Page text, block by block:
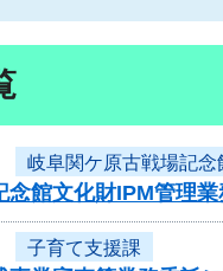
岐阜関ケ原古戦場記念
念館文化財IPM管理
子育て支援課